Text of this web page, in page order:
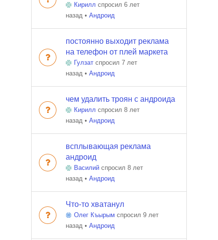
Кирилл спросил 6 лет
назад • Андроид
постоянно выходит реклама
на телефон от плей маркета
Гулзат спросил 7 лет
назад • Андроид
чем удалить троян с андроида
Кирилл спросил 8 лет
назад • Андроид
всплывающая реклама
андроид
Василий спросил 8 лет
назад • Андроид
Что-то хватанул
Oлег Къырым спросил 9 лет
назад • Андроид